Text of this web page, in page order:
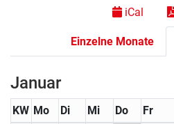
Einzelne Monate
iCal
Januar
KW Mo Di Mi Do Fr